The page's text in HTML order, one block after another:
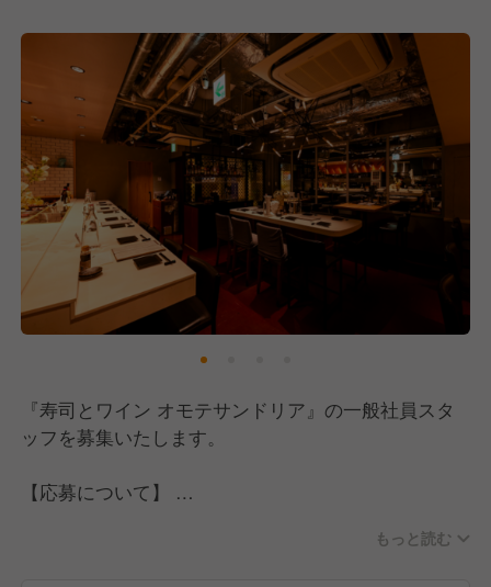
い味わいで寿司の味を引き立てる自然派ワインが中心
となっています。
またSAKEディプロマがセレクトした日本酒も、初心
者の方でも気軽にチャレンジできる価格で幅広く取り
揃えています。
こうした寿司×ワインという業態は表参道・青山エリ
アでも珍しく、人気店がひしめくエリアでも大きな差
別化となっています。
【スキルもキャリアもどんどん上げていけます！】
当店では接客と調理の両方を担当していただきます。
料理の技術はもちろん、お客様との距離が近い環境だ
からこそ接客スキルも自然と磨かれていきます。
チェーン店では決して身につかない幅広いスキルを、
現場で実践的に積んでいける環境です。
加えて当社では希望者にはワインスクールへの参加を
『寿司とワイン オモテサンドリア』の一般社員スタ
ッフを募集いたします。
【応募について】
飲食店での勤務経験がある方はもちろん、これから飲
もっと読む